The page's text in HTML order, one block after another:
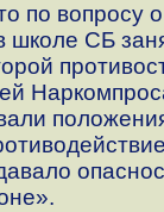
по вопросу
школе СБ